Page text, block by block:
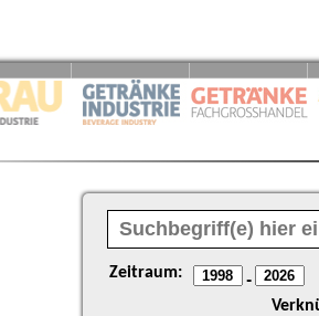
Zeitraum: -